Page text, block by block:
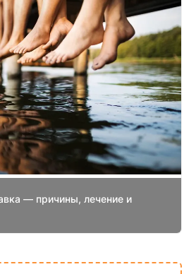
— причины, лечение и